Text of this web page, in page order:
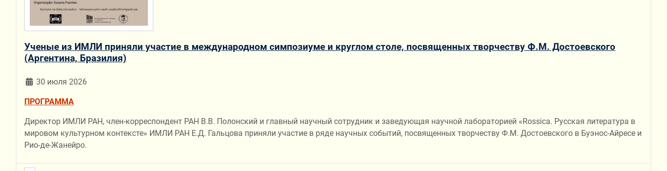
Ученые из ИМЛИ приняли участие в международном симпозиуме и круглом столе, посвященных творчеству Ф.М. Достоевского
(Аргентина, Бразилия)
30 июля 2026
ПРОГРАММА
Директор ИМЛИ РАН, член-корреспондент РАН В.В. Полонский и главный научный сотрудник и заведующая научной лабораторией «Rossica. Русская литература в
мировом культурном контексте» ИМЛИ РАН Е.Д. Гальцова приняли участие в ряде научных событий, посвященных творчеству Ф.М. Достоевского в Буэнос-Айресе и
Рио-де-Жанейро.